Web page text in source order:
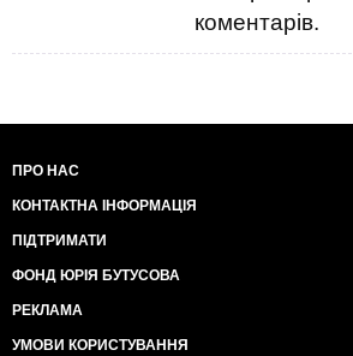
коментарів.
ПРО НАС
КОНТАКТНА ІНФОРМАЦІЯ
ПІДТРИМАТИ
ФОНД ЮРІЯ БУТУСОВА
РЕКЛАМА
УМОВИ КОРИСТУВАННЯ